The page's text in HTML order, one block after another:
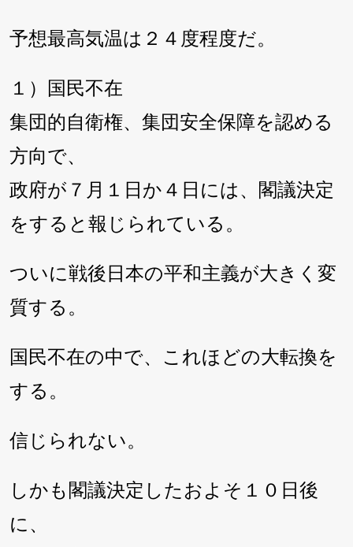
予想最高気温は２４度程度だ。
１）国民不在
集団的自衛権、集団安全保障を認める
方向で、
政府が７月１日か４日には、閣議決定
をすると報じられている。
ついに戦後日本の平和主義が大きく変
質する。
国民不在の中で、これほどの大転換を
する。
信じられない。
しかも閣議決定したおよそ１０日後
に、